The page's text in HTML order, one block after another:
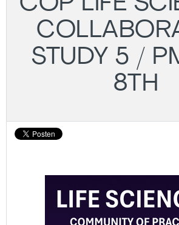
STUDY 5 /
8TH